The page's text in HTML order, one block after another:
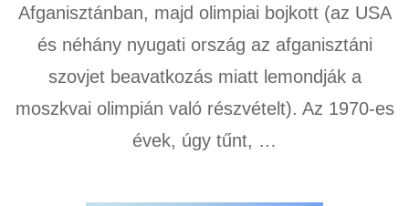
Afganisztánban, majd olimpiai bojkott (az USA
és néhány nyugati ország az afganisztáni
szovjet beavatkozás miatt lemondják a
moszkvai olimpián való részvételt). Az 1970-es
évek, úgy tűnt, …